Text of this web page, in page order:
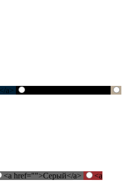
a>
<a href="">Серый</a>
<a